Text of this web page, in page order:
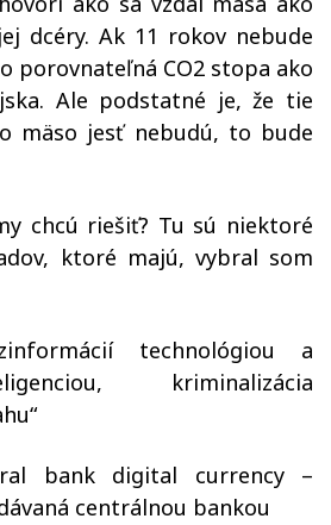
dcéry. Ak 11 rokov nebude
porovnateľná CO2 stopa ako
Ale podstatné je, že tie
mäso jesť nebudú, to bude
chcú riešiť? Tu sú niektoré
ktoré majú, vybral som
technológiou a
kriminalizácia
bank digital currency –
centrálnou bankou